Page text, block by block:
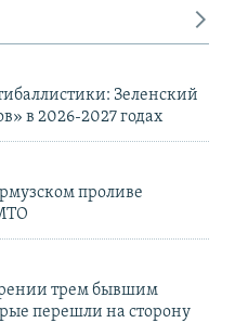
Зеленский
в 2026-2027 годах
проливе
трем бывшим
перешли на сторону